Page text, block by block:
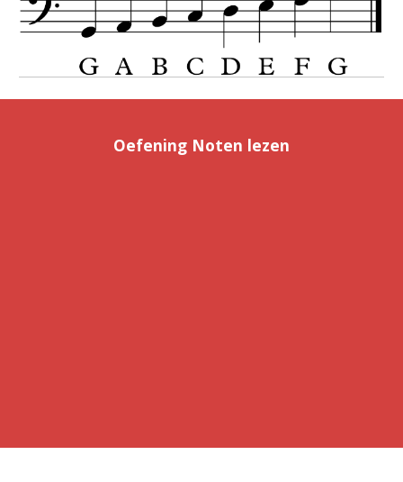
Oefening Noten lezen